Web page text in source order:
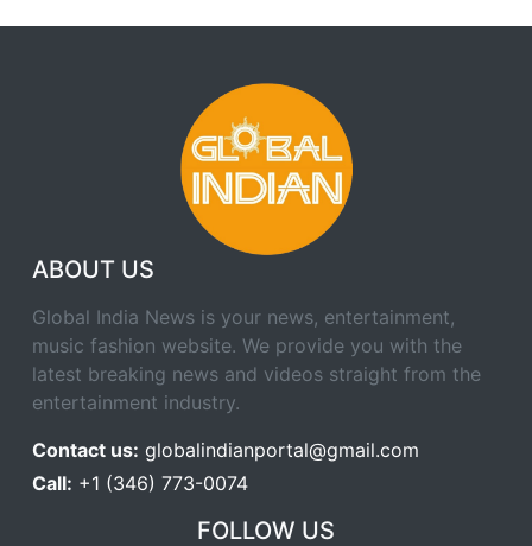
ABOUT US
Global India News is your news, entertainment,
music fashion website. We provide you with the
latest breaking news and videos straight from the
entertainment industry.
Contact us: globalindianportal@gmail.com
Call: +1 (346) 773-0074
FOLLOW US